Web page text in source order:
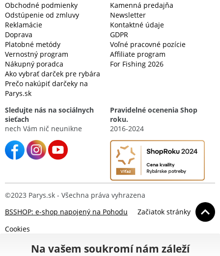
Obchodné podmienky
Odstúpenie od zmluvy
Reklamácie
Doprava
Platobné metódy
Vernostný program
Nákupný poradca
Ako vybrať darček pre rybára
Prečo nakúpiť darčeky na
Parys.sk
Kamenná predajňa
Newsletter
Kontaktné údaje
GDPR
Voľné pracovné pozície
Affiliate program
For Fishing 2026
Sledujte nás na sociálnych
sieťach
nech Vám nič neunikne
Pravidelné ocenenia Shop
roku.
2016-2024
©2023 Parys.sk - Všechna práva vyhrazena
BSSHOP: e-shop napojený na Pohodu
Začiatok stránky
Cookies
Na vašem soukromí nám záleží